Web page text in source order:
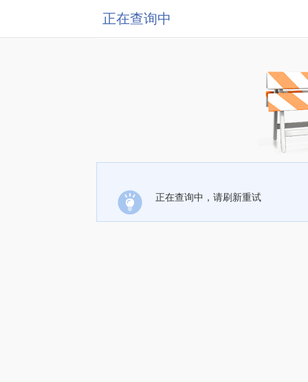
正在查询中
正在查询中，请刷新重试